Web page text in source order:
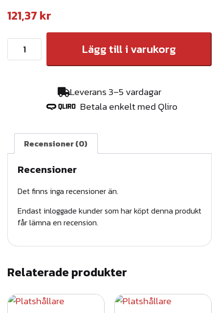
121,37 kr
e
9
1
L
2
Lägg till i varukorg
Leverans 3–5 vardagar
Betala enkelt med Qliro
Recensioner (0)
Recensioner
Det finns inga recensioner än.
Endast inloggade kunder som har köpt denna produkt
får lämna en recension.
Relaterade produkter